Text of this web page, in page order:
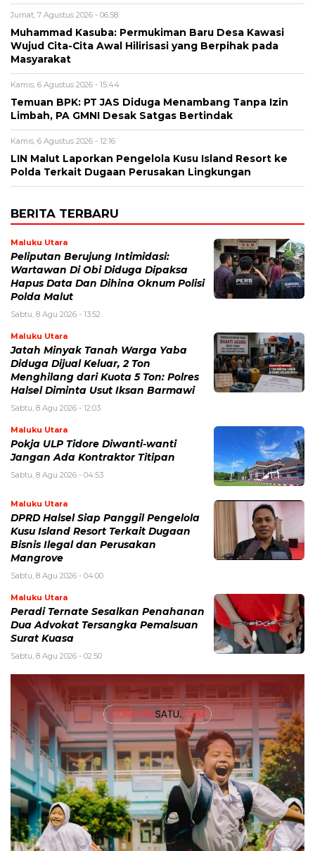
Jumat, 7 Agustus 2026 - 06:58
Muhammad Kasuba: Permukiman Baru Desa Kawasi
Wujud Cita-Cita Awal Hilirisasi yang Berpihak pada
Masyarakat
Kamis, 6 Agustus 2026 - 15:44
Temuan BPK: PT JAS Diduga Menambang Tanpa Izin
Limbah, PA GMNI Desak Satgas Bertindak
Kamis, 6 Agustus 2026 - 12:16
LIN Malut Laporkan Pengelola Kusu Island Resort ke
Polda Terkait Dugaan Perusakan Lingkungan
BERITA TERBARU
Maluku Utara
Peliputan Berujung Intimidasi:
Wartawan Di Obi Diduga Dipaksa
Hapus Data Dan Dihina Oknum Polisi
Polda Malut
Sabtu, 8 Agu 2026 - 13:52
Maluku Utara
Jatah Minyak Tanah Warga Yaba
Diduga Dijual Keluar, 2 Ton
Menghilang dari Kuota 5 Ton: Polres
Halsel Diminta Usut Iksan Barmawi
Sabtu, 8 Agu 2026 - 12:03
Maluku Utara
Pokja ULP Tidore Diwanti-wanti
Jangan Ada Kontraktor Titipan
Sabtu, 8 Agu 2026 - 04:53
Maluku Utara
DPRD Halsel Siap Panggil Pengelola
Kusu Island Resort Terkait Dugaan
Bisnis Ilegal dan Perusakan
Mangrove
Sabtu, 8 Agu 2026 - 04:00
Maluku Utara
Peradi Ternate Sesalkan Penahanan
Dua Advokat Tersangka Pemalsuan
Surat Kuasa
Sabtu, 8 Agu 2026 - 02:50